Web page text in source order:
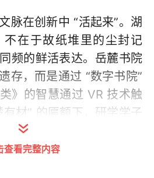
脉在创新中 “活起来”。湖
不在于故纸堆里的尘封记
频的鲜活表达。岳麓书院
存，而是通过 “数字书院”
》的智慧通过 VR 技术触
材” 的匾额下，研学学子
空对话；湘绣、祁剧等非
境”，湘绣与时尚品牌跨界
查看完整内容